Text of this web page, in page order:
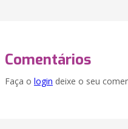
Comentários
Faça o login deixe o seu